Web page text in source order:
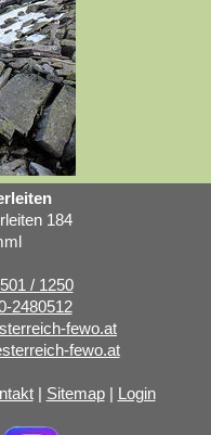
184
/ 1250
2480512
fewo.at
fewo.at
| Sitemap| Login